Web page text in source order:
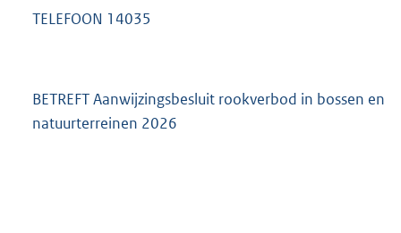
TELEFOON 14035
BETREFT Aanwijzingsbesluit rookverbod in bossen en
natuurterreinen 2026